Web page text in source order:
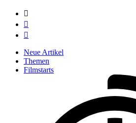



Neue Artikel
Themen
Filmstarts